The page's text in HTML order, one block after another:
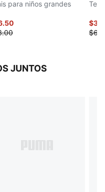
para niños grandes
JUNTOS